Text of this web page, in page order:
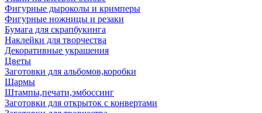
Фигурные дыроколы и кримперы
Фигурные ножницы и резаки
Бумага для скрапбукинга
Наклейки для творчества
Декоративные украшения
Цветы
Заготовки для альбомов,коробки
Шармы
Штампы,печати,эмбоссинг
Заготовки для открыток с конвертами